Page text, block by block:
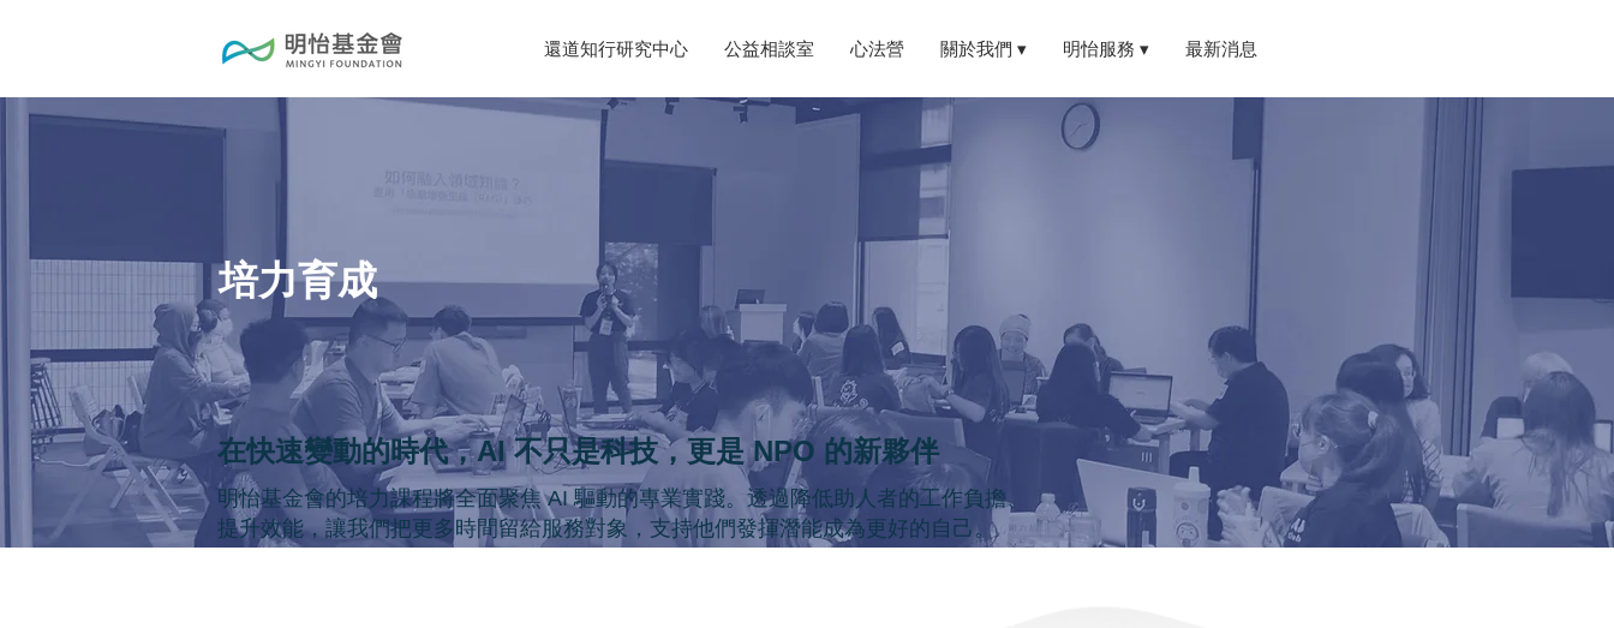
還道知行研究中心 公益相談室 心法營 關於我們 ▾ 明怡服務 ▾ 最新消息
​培力育成
在快速變動的時代，AI 不只是科技，更是 NPO 的新夥伴
明怡基金會的培力課程將全面聚焦 AI 驅動的專業實踐。 透過降低助人者的工作負擔、
提升效能，讓我們把更多時間留給服務對象，支持他們發揮潛能成為更好的自己。